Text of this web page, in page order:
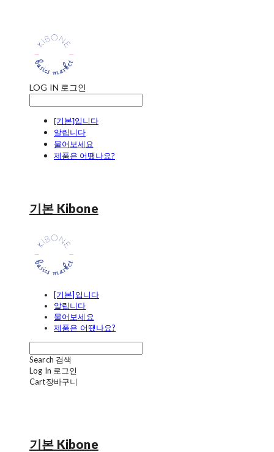
LOG IN 로그인
[기본]입니다
알립니다
물어보세요
제품은 어땠나요?
기본 Kibone
[기본]입니다
알립니다
물어보세요
제품은 어땠나요?
Search 검색
Log In 로그인
Cart장바구니
기본 Kibone